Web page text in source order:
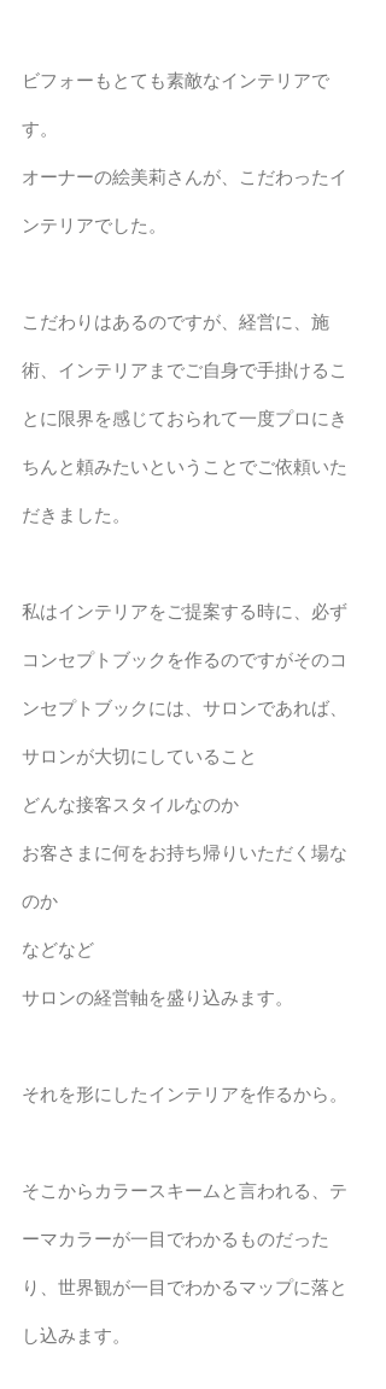
ビフォーもとても素敵なインテリアで
す。
オーナーの絵美莉さんが、こだわったイ
ンテリアでした。
こだわりはあるのですが、経営に、施
術、インテリアまでご自身で手掛けるこ
とに限界を感じておられて一度プロにき
ちんと頼みたいということでご依頼いた
だきました。
私はインテリアをご提案する時に、必ず
コンセプトブックを作るのですがそのコ
ンセプトブックには、サロンであれば、
サロンが大切にしていること
どんな接客スタイルなのか
お客さまに何をお持ち帰りいただく場な
のか
などなど
サロンの経営軸を盛り込みます。
それを形にしたインテリアを作るから。
そこからカラースキームと言われる、テ
ーマカラーが一目でわかるものだった
り、世界観が一目でわかるマップに落と
し込みます。